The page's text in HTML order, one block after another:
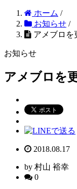
ホーム /
お知らせ /
アメブロを
お知らせ
アメブロを
2018.08.17
by 村山 裕幸
0